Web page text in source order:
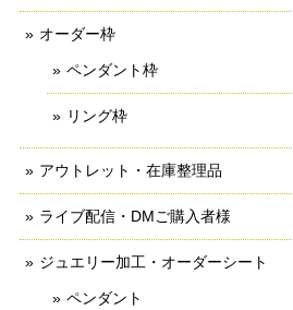
オーダー枠
ペンダント枠
リング枠
アウトレット・在庫整理品
ライブ配信・DMご購入者様
ジュエリー加工・オーダーシート
ペンダント